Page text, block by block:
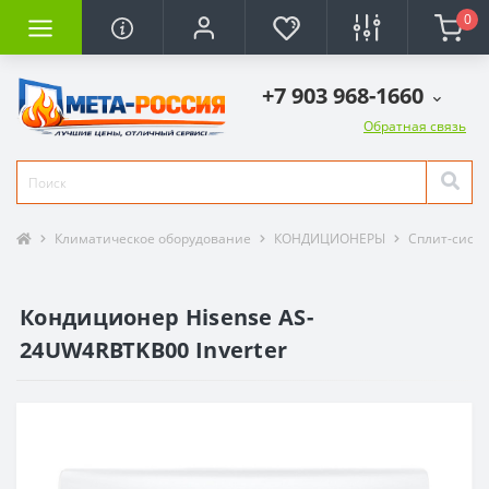
0
+7 903 968-1660
Обратная связь
Климатическое оборудование КОНДИЦИОНЕРЫ Сплит-
Кондиционер Hisense AS-
24UW4RBTKB00 Inverter